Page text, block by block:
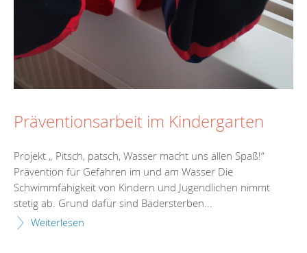
Präventionsarbeit im Kindergarten
Projekt „ Pitsch, patsch, Wasser macht uns allen Spaß!“
Prävention für Gefahren im und am Wasser Die
Schwimmfähigkeit von Kindern und Jugendlichen nimmt
stetig ab. Grund dafür sind Bädersterben...
Weiterlesen